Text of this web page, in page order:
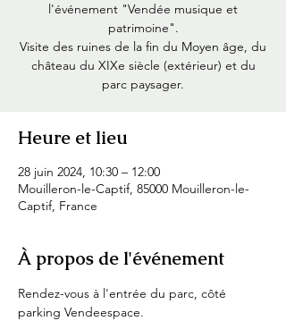
l'événement "Vendée musique et
patrimoine".
Visite des ruines de la fin du Moyen âge, du
château du XIXe siècle (extérieur) et du
parc paysager.
Heure et lieu
28 juin 2024, 10:30 – 12:00
Mouilleron-le-Captif, 85000 Mouilleron-le-
Captif, France
À propos de l'événement
Rendez-vous à l'entrée du parc, côté
parking Vendeespace.